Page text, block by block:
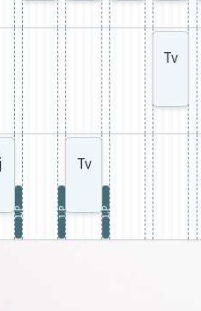
Tv
Tv
1.P 1.P 1.P